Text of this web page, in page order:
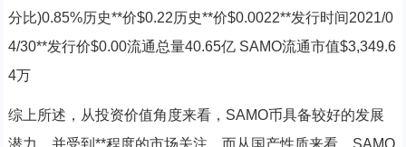
分比)0.85%历史**价$0.22历史**价$0.0022**发行时间2021/0
4/30**发行价$0.00流通总量40.65亿 SAMO流通市值$3,349.6
4万
综上所述，从投资价值角度来看，SAMO币具备较好的发展
潜力，并受到**程度的市场关注。而从国产性质来看，SAMO